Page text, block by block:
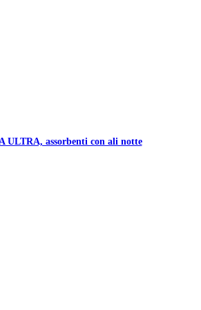
ULTRA, assorbenti con ali notte